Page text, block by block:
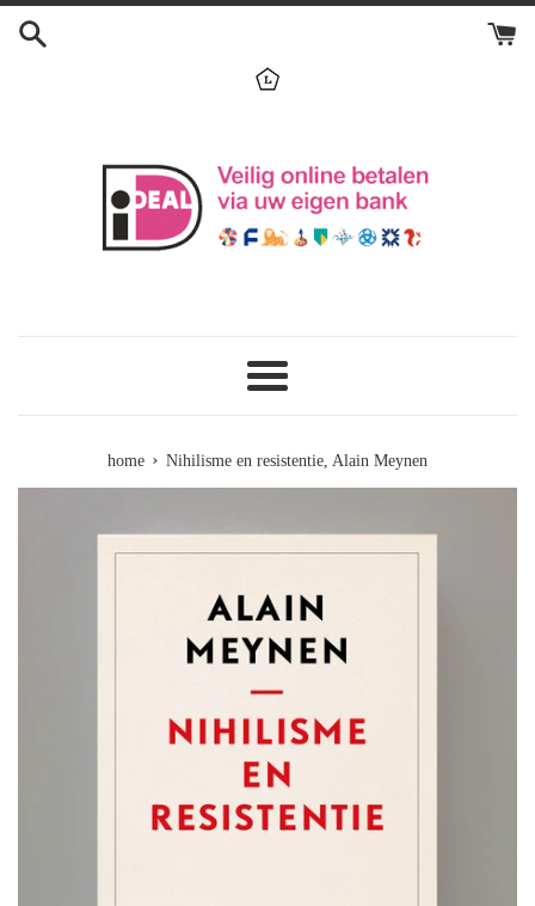
Skip
menu
home › Nihilisme en resistentie, Alain Meynen